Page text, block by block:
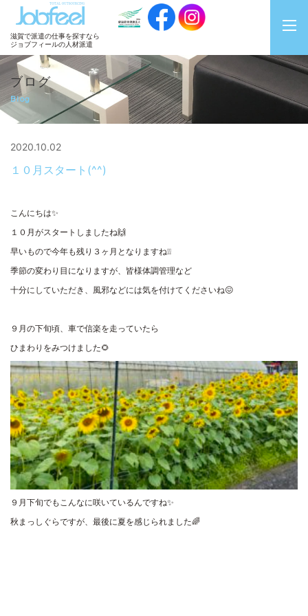
JobFeel
滋賀で派遣の仕事を探すなら
ジョブフィールの人材派遣
ブログ
Blog
2020.10.02
１０月スタート(^^)
こんにちは✨
１０月がスタートしましたね🙌
早いもので今年も残り３ヶ月となりますね❕❕
季節の変わり目になりますが、皆様体調管理など
十分にしていただき、風邪などには気を付けてくださいね😖
９月の下旬頃、車で信楽を走っていたら
ひまわりをみつけました🌻
９月下旬でもこんなに咲いているんですね✨
秋まっしぐらですが、最後に夏を感じられました🌈